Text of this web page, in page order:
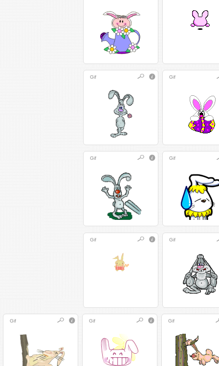
Gif Gif
Gif Gif
Gif Gif
Gif Gif Gif